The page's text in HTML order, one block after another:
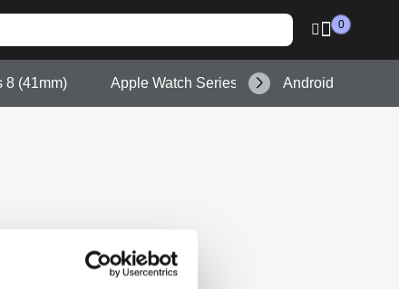
0
8 (41mm) Apple Watch Series 9 (45mm)Android